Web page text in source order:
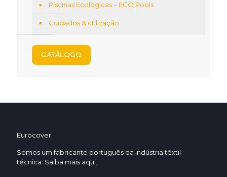
Piscinas Ecológicas – ECO Pools
Cuidados & utilização
CATÁLOGO
Eurocover
Somos um fabricante português da indústria têxtil
técnica. Saiba mais aqui.